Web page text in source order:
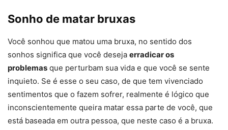
Sonho de matar bruxas
Você sonhou que matou uma bruxa, no sentido dos
sonhos significa que você deseja erradicar os
problemas que perturbam sua vida e que você se sente
inquieto. Se é esse o seu caso, de que tem vivenciado
sentimentos que o fazem sofrer, realmente é lógico que
inconscientemente queira matar essa parte de você, que
está baseada em outra pessoa, que neste caso é a bruxa.